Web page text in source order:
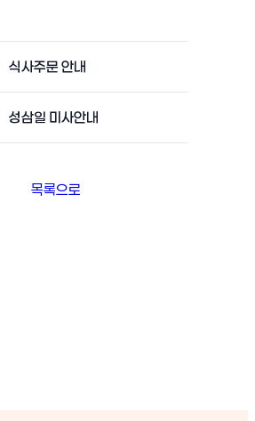
식사주문 안내
성삼일 미사안내
목록으로